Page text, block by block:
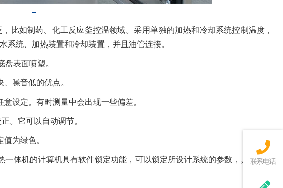
比如制药、化工反应釜控温领域。采用单独的加热和冷却系统控制温度，
统、加热装置和冷却装置，并且油管连接。
表面喷塑。
噪音低的优点。
设定。有时测量中会出现一些偏差。
。它可以自动调节。
为绿色。
体机的计算机具有软件锁定功能，可以锁定所设计系统的参数，其他人无
联系电话